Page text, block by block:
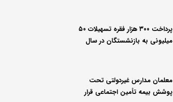
پرداخت ۳۰۰ هزار فقره تسهیلات ۵۰
میلیونی به بازنشستگان در سال
معلمان مدارس غیردولتی تحت
پوشش بیمه تأمین اجتماعی قرار